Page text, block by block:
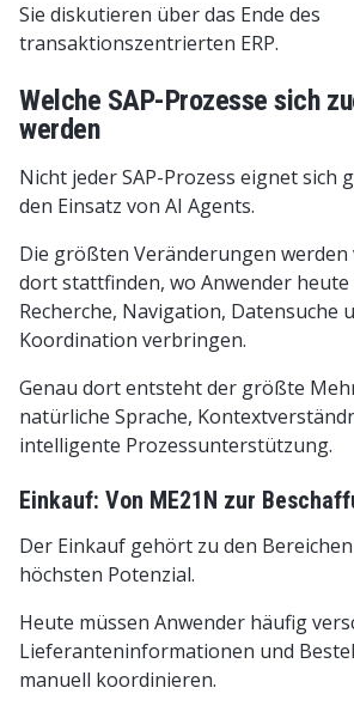
Sie diskutieren über das Ende des
transaktionszentrierten ERP.
Welche SAP-Prozesse sich
werden
Nicht jeder SAP-Prozess eignet sich
den Einsatz von AI Agents.
Die größten Veränderungen werden
dort stattfinden, wo Anwender
Recherche, Navigation, Datensuche
Koordination verbringen.
Genau dort entsteht der größte
natürliche Sprache,
intelligente Prozessunterstützung.
Einkauf: Von ME21N zur
Der Einkauf gehört zu den
höchsten Potenzial.
Heute müssen Anwender häufig
Lieferanteninformationen und
manuell koordinieren.